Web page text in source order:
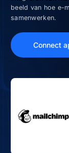
beeld van hoe e-
samenwerken.
Connect